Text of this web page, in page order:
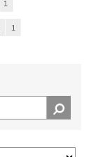
1
1